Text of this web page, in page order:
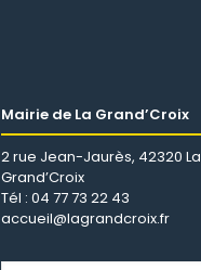
Mairie de La Grand’Croix
2 rue Jean-Jaurès, 42320 La
Grand’Croix
Tél : 04 77 73 22 43
accueil@lagrandcroix.fr